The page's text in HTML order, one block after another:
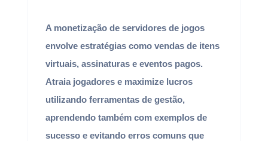
A monetização de servidores de jogos
envolve estratégias como vendas de itens
virtuais, assinaturas e eventos pagos.
Atraia jogadores e maximize lucros
utilizando ferramentas de gestão,
aprendendo também com exemplos de
sucesso e evitando erros comuns que